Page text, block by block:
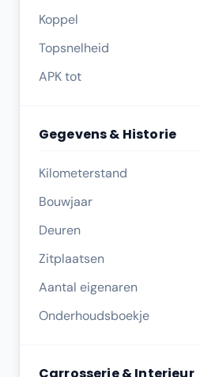
Koppel
Topsnelheid
APK tot
Gegevens & Historie
Kilometerstand
Bouwjaar
Deuren
Zitplaatsen
Aantal eigenaren
Onderhoudsboekje